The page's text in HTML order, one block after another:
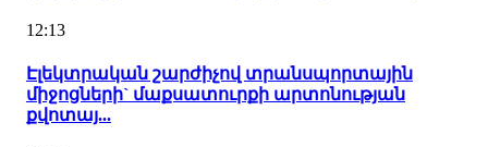
12:13
Էլեկտրական շարժիչով տրանսպորտային
միջոցների` մաքսատուրքի արտոնության
քվոտայ...